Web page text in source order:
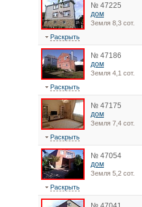
№ 47225
дом
Земля 8,3 сот.
Раскрыть
№ 47186
дом
Земля 4,1 сот.
Раскрыть
№ 47175
дом
Земля 7,4 сот.
Раскрыть
№ 47054
дом
Земля 5,2 сот.
Раскрыть